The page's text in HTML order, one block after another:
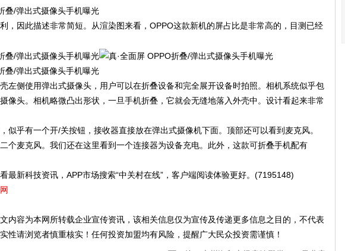
，因此描述非常简短。从渲染图来看，OPPO这款新机的屏占比是非常高的，目测已经
左侧使用弹出式摄像头，用户可以在折叠设备和完全展开设备时拍照。相机系统似乎包
像头。相机略微凸出形状，一旦手机折叠，它就会无缝地落入外壳中。设计看起来非常
似乎有一个开/关按钮，接收器直接放在弹出式摄像机下面。顶部还可以看到麦克风。
个麦克风。我们还在这里看到一个连接器为设备充电。此外，这款可折叠手机配有
最新科技资讯，APP市场搜索“中关村在线”，客户端阅读体验更好。(7195148)
内容为本网所转载企业宣传资讯，该相关信息仅为宣传及传递更多信息之目的，不代表
性请浏览者慎重核实！任何投资加盟均有风险，提醒广大民众投资需谨慎！